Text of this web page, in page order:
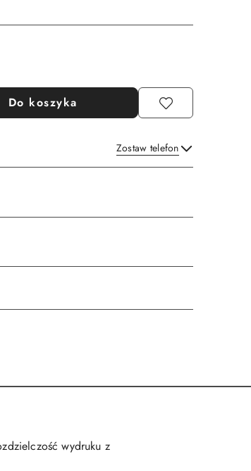
Do koszyka
Zostaw telefon
Wyślij
wydruku z